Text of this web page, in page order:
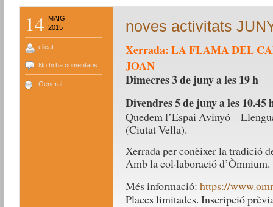
14
MAIG
2015
clicat
No hi ha comentaris
General
noves activitats
Xerrada: LA FLAMA DEL
JOAN
Dimecres 3 de juny a les 19 h
Divendres 5 de juny a les 10.45
Quedem l’Espai Avinyó –
(Ciutat Vella).
Xerrada per conèixer la tradició
Amb la col·laboració d’Òmnium.
Més informació: https://
Places limitades. Inscripció